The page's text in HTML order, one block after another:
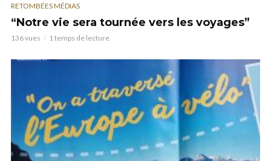
RETOMBÉES MÉDIAS
“Notre vie sera tournée vers les voyages”
136 vues 1 temps de lecture